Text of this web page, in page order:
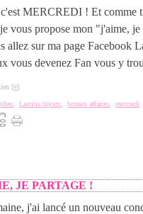
MERCREDI ! Et comme
vous propose mon "j'aime,
allez sur ma page Facebook
vous devenez Fan vous y
[#]
,Laetitia bijoux ,bonnes affaires ,mercredi
JE PARTAGE !
j'ai lancé un nouveau